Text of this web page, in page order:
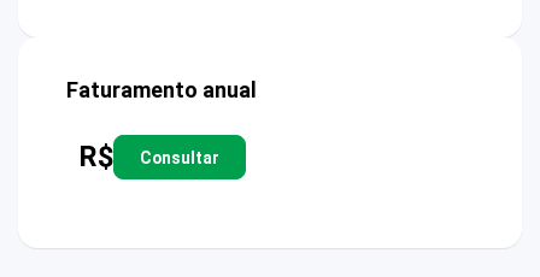
Faturamento anual
R$ Consultar